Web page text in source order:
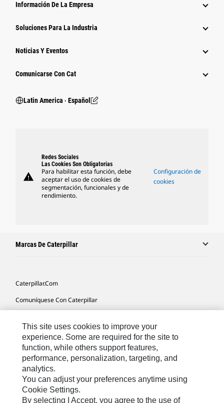
Información De La Empresa
Soluciones Para La Industria
Noticias Y Eventos
Comunicarse Con Cat
Latin America ‧ Español
warning
Redes Sociales
Las Cookies Son Obligatorias
Para habilitar esta función, debe
aceptar el uso de cookies de
segmentación, funcionales y de
rendimiento.
Configuración de
cookies
Marcas De Caterpillar
Caterpillar.com
Comuníquese Con Caterpillar
Mapa Del Sitio
Cookie Settings
Avisos Legales
Privacidad
This site uses cookies to improve your
experience. Some are required for the site to
function, while others support features,
performance, personalization, targeting, and
analytics.
You can adjust your preferences anytime using
Cookie Settings.
By selecting I Accept, you agree to the use of